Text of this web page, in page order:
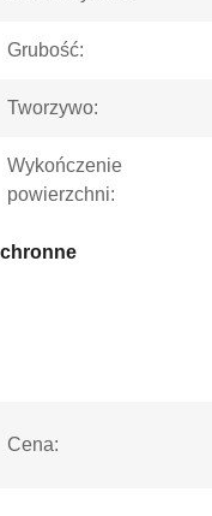
Grubość:
Tworzywo:
Wykończenie
powierzchni:
Cena: